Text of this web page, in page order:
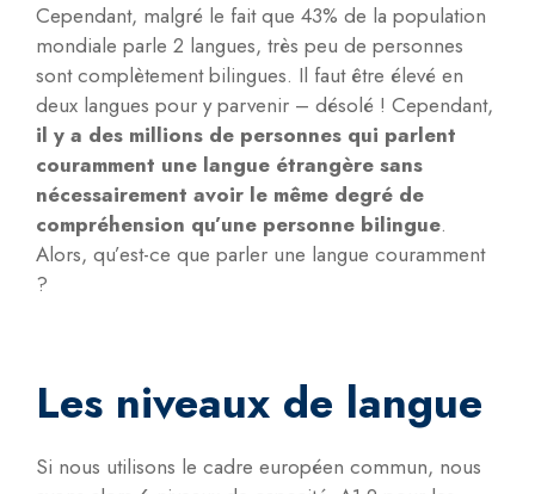
Cependant, malgré le fait que 43% de la population
mondiale parle 2 langues, très peu de personnes
sont complètement bilingues. Il faut être élevé en
deux langues pour y parvenir – désolé ! Cependant,
il y a des millions de personnes qui parlent
couramment une langue étrangère sans
nécessairement avoir le même degré de
compréhension qu’une personne bilingue.
Alors, qu’est-ce que parler une langue couramment
?
Les niveaux de langue
Si nous utilisons le cadre européen commun, nous